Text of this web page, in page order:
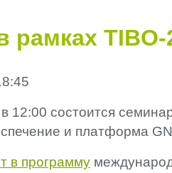
рамках TIBO-
12:00 состоится
и платформа
в программу